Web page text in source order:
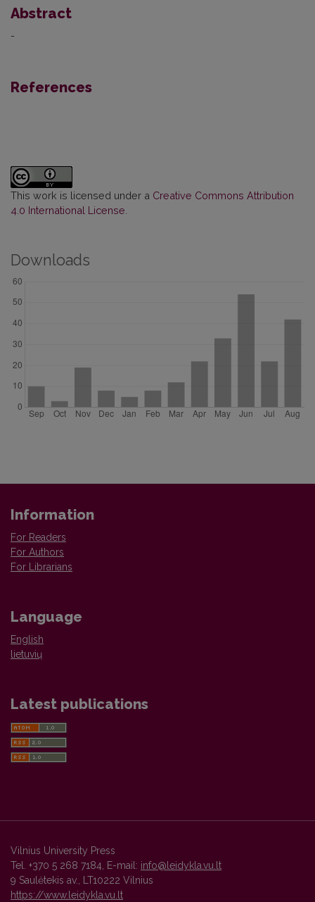
Abstract
-
References
This work is licensed under a Creative Commons Attribution
4.0 International License
Downloads
Information
For Readers
For Authors
For Librarians
Language
English
lietuvių
Latest publications
Vilnius University Press
Tel. +370 5 268 7184, E-mail: info@leidykla.vu.lt
9 Saulėtekis av., LT10222 Vilnius
https://www.leidykla.vu.lt